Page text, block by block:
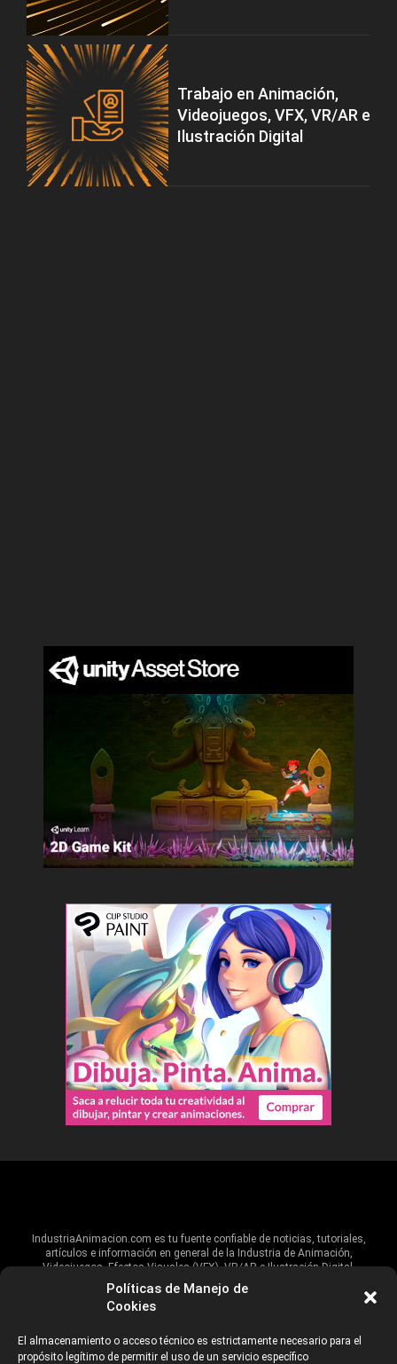
Políticas de Manejo de
Cookies
El almacenamiento o acceso técnico es estrictamente necesario para el
propósito legítimo de permitir el uso de un servicio específico
Trabajo en Animación,
Videojuegos, VFX, VR/AR e
Ilustración Digital
IndustriaAnimacion.com es tu fuente confiable de noticias, tutoriales,
artículos e información en general de la Industria de Animación,
Videojuegos, Efectos Visuales (VFX), VR/AR e Ilustración Digital.
Hablamos de estas industrias y su alcance global, pero damos un énfasis
especial al talento, estudios, escuelas, eventos y organizaciones que